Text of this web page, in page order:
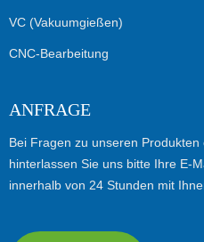
VC (Vakuumgießen)
CNC-Bearbeitung
ANFRAGE
Bei Fragen zu unseren
hinterlassen Sie uns bitte Ihre E-
innerhalb von 24 Stunden mit